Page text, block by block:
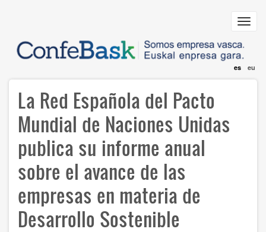
principal
es eu
La Red Española del Pacto
Mundial de Naciones Unidas
publica su informe anual
sobre el avance de las
empresas en materia de
Desarrollo Sostenible